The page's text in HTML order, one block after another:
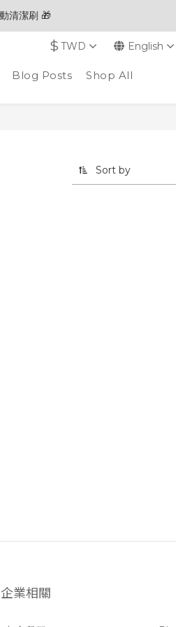
折$200
清潔刷 🎁
$ TWD English
Blog Posts Shop All
Sort by
企業相關